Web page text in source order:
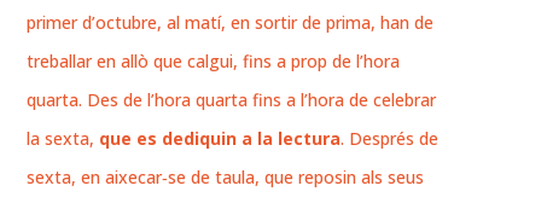
primer d’octubre, al matí, en sortir de prima, han de
treballar en allò que calgui, fins a prop de l’hora
quarta. Des de l’hora quarta fins a l’hora de celebrar
la sexta, que es dediquin a la lectura. Després de
sexta, en aixecar‑se de taula, que reposin als seus